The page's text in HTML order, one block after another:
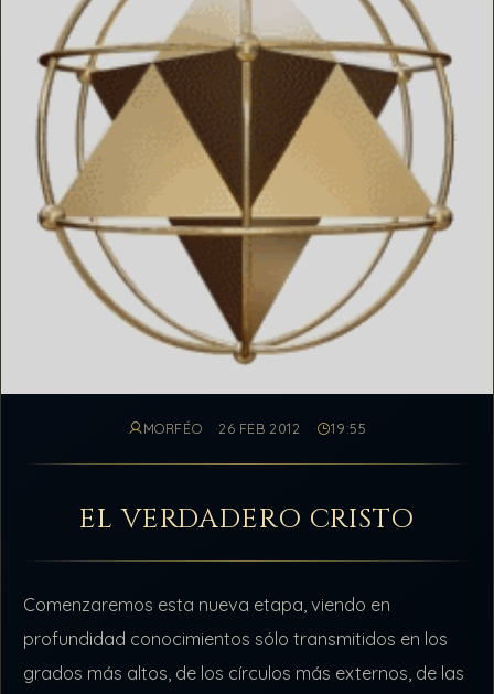
MORFÉO 26 FEB 2012 19:55
EL VERDADERO CRISTO
Comenzaremos esta nueva etapa, viendo en
profundidad conocimientos sólo transmitidos en los
grados más altos, de los círculos más externos, de las